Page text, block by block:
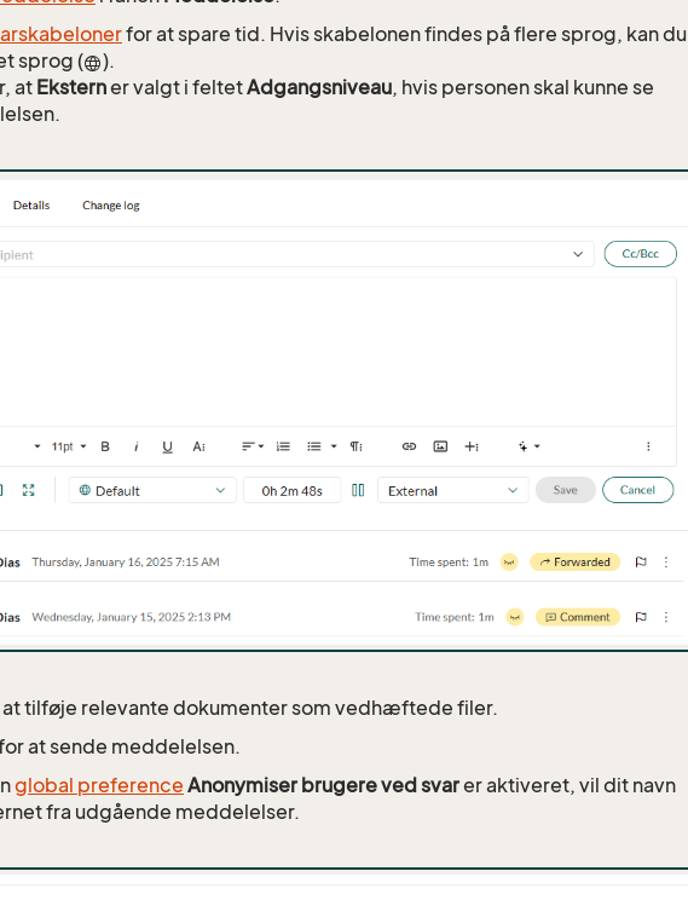
for at spare tid. Hvis skabelonen findes på flere sprog, kan du
sprog (
).
atEksterner valgt i feltetAdgangsniveau, hvis personen skal kunne se
tilføje relevante dokumenter som vedhæftede filer.
at sende meddelelsen.
global preference Anonymiser brugere ved svarer aktiveret, vil dit navn
fra udgående meddelelser.